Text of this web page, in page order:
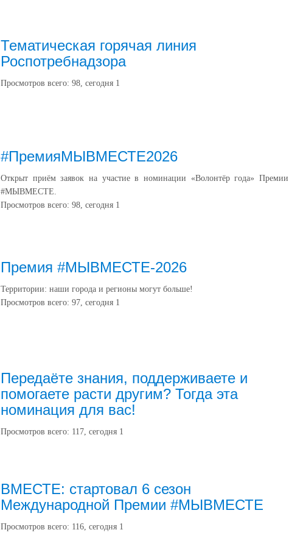
Тематическая горячая линия
Роспотребнадзора
Просмотров всего: 98, сегодня 1
#ПремияМЫВМЕСТЕ2026
Открыт приём заявок на участие в номинации «Волонтёр года» Премии
#МЫВМЕСТЕ.
Просмотров всего: 98, сегодня 1
Премия #МЫВМЕСТЕ-2026
Территории: наши города и регионы могут больше!
Просмотров всего: 97, сегодня 1
Передаёте знания, поддерживаете и
помогаете расти другим? Тогда эта
номинация для вас!
Просмотров всего: 117, сегодня 1
ВМЕСТЕ: стартовал 6 сезон
Международной Премии #МЫВМЕСТЕ
Просмотров всего: 116, сегодня 1